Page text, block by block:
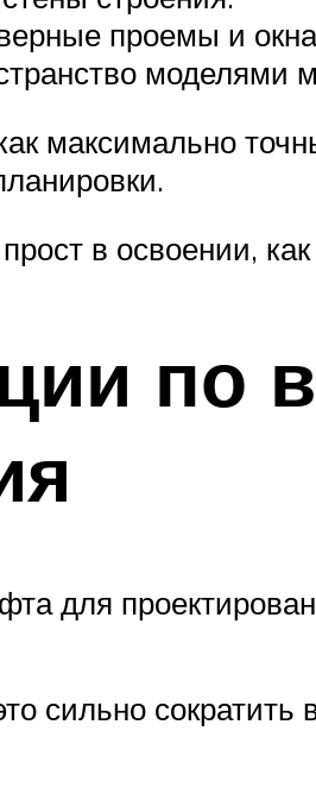
проемы и
моделями
максимально
в освоении,
по
для
сильно